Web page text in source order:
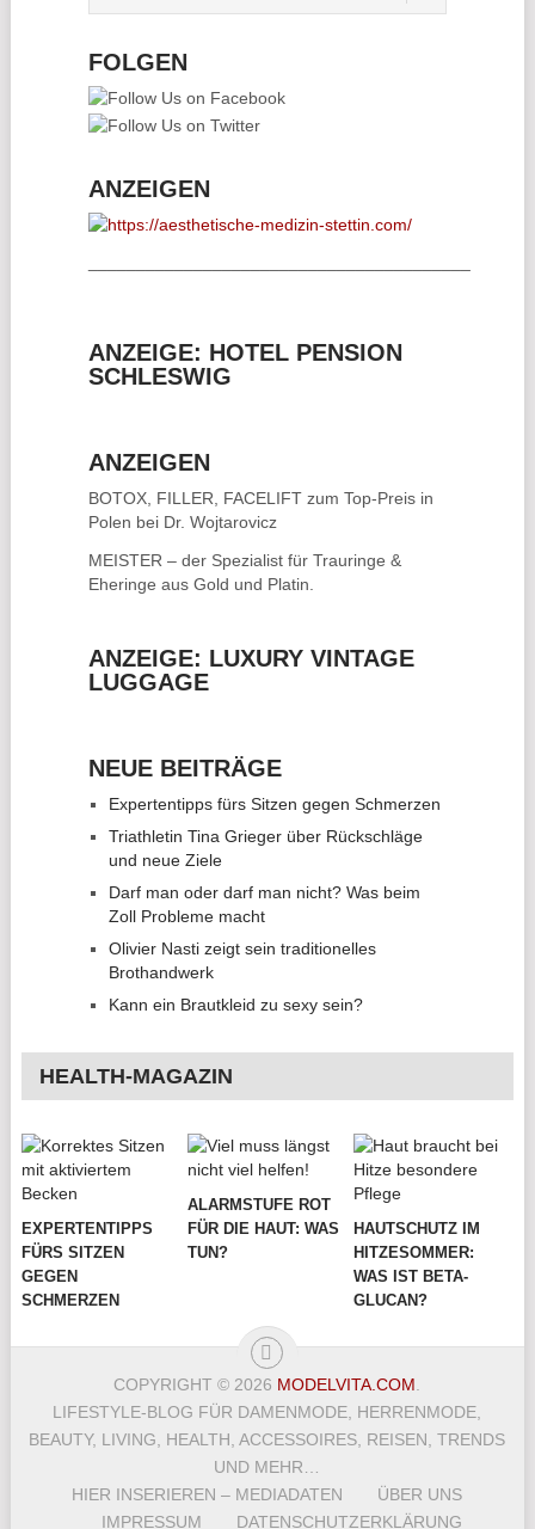
FOLGEN
ANZEIGEN
ANZEIGE: HOTEL PENSION
SCHLESWIG
ANZEIGEN
BOTOX, FILLER, FACELIFTzum Top-Preis in
Polen bei Dr. Wojtarovicz
MEISTER – der Spezialist für Trauringe &
Eheringe aus Gold und Platin.
ANZEIGE: LUXURY VINTAGE
LUGGAGE
NEUE BEITRÄGE
Expertentipps fürs Sitzen gegen Schmerzen
Triathletin Tina Grieger über Rückschläge
und neue Ziele
Darf man oder darf man nicht? Was beim
Zoll Probleme macht
Olivier Nasti zeigt sein traditionelles
Brothandwerk
Kann ein Brautkleid zu sexy sein?
HEALTH-MAGAZIN
EXPERTENTIPPS
FÜRS SITZEN
GEGEN
SCHMERZEN
ALARMSTUFE ROT
FÜR DIE HAUT: WAS
TUN?
HAUTSCHUTZ IM
HITZESOMMER:
WAS IST BETA-
GLUCAN?
COPYRIGHT © 2026 MODELVITA.COM.
LIFESTYLE-BLOG FÜR DAMENMODE, HERRENMODE,
BEAUTY, LIVING, HEALTH, ACCESSOIRES, REISEN, TRENDS
UND MEHR…
HIER INSERIEREN – MEDIADATEN
ÜBER UNS
IMPRESSUM
DATENSCHUTZERKLÄRUNG